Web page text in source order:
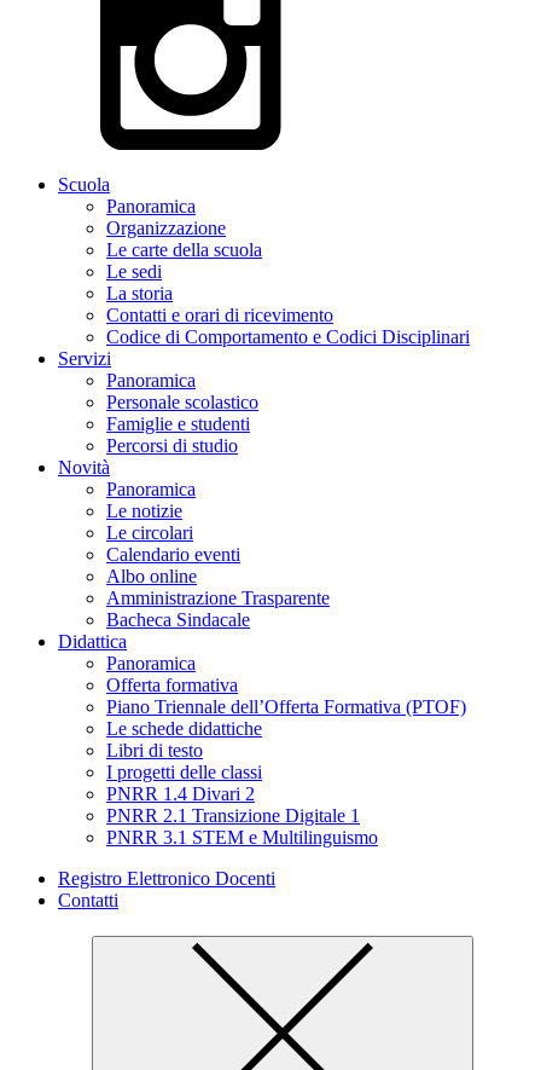
Scuola
Panoramica
Organizzazione
Le carte della scuola
Le sedi
La storia
Contatti e orari di ricevimento
Codice di Comportamento e Codici Disciplinari
Servizi
Panoramica
Personale scolastico
Famiglie e studenti
Percorsi di studio
Novità
Panoramica
Le notizie
Le circolari
Calendario eventi
Albo online
Amministrazione Trasparente
Bacheca Sindacale
Didattica
Panoramica
Offerta formativa
Piano Triennale dell’Offerta Formativa (PTOF)
Le schede didattiche
Libri di testo
I progetti delle classi
PNRR 1.4 Divari 2
PNRR 2.1 Transizione Digitale 1
PNRR 3.1 STEM e Multilinguismo
Registro Elettronico Docenti
Contatti